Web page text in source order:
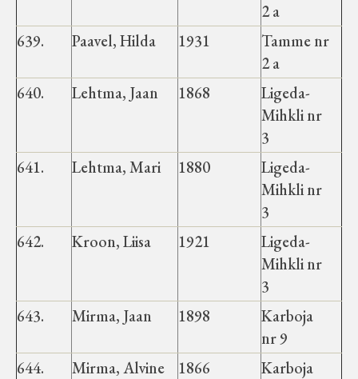
Vigala vald
Velise kultuuri ja hariduse selts
Otsi
Tagasiside
2 a
639.
Paavel, Hilda 1931
Tamme nr
2 a
640.
Lehtma, Jaan 1868
Ligeda-
Mihkli nr
3
641.
Lehtma, Mari 1880
Ligeda-
Mihkli nr
3
642.
Kroon, Liisa 1921
Ligeda-
Mihkli nr
3
643.
Mirma, Jaan 1898
Karboja
nr 9
644.
Mirma, Alvine 1866
Karboja